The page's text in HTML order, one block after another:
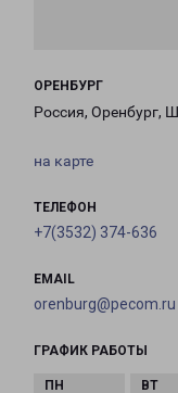
ОРЕНБУРГ
Россия, Оренбург,
на карте
ТЕЛЕФОН
+7(3532) 374-636
EMAIL
orenburg@pecom.ru
ГРАФИК РАБОТЫ